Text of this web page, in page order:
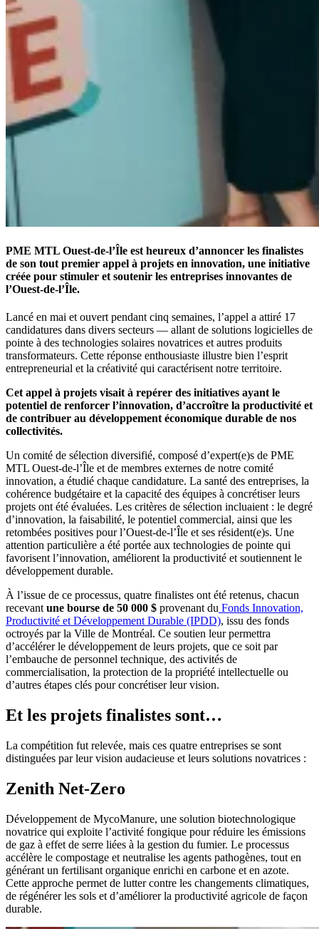
PME MTL Ouest-de-l’Île est heureux d’annoncer les finalistes
de son tout premier appel à projets en innovation, une initiative
créée pour stimuler et soutenir les entreprises innovantes de
l’Ouest-de-l’Île.
Lancé en mai et ouvert pendant cinq semaines, l’appel a attiré 17
candidatures dans divers secteurs — allant de solutions logicielles de
pointe à des technologies solaires novatrices et autres produits
transformateurs. Cette réponse enthousiaste illustre bien l’esprit
entrepreneurial et la créativité qui caractérisent notre territoire.
Cet appel à projets visait à repérer des initiatives ayant le
potentiel de renforcer l’innovation, d’accroître la productivité et
de contribuer au développement économique durable de nos
collectivités.
Un comité de sélection diversifié, composé d’expert(e)s de PME
MTL Ouest-de-l’Île et de membres externes de notre comité
innovation, a étudié chaque candidature. La santé des entreprises, la
cohérence budgétaire et la capacité des équipes à concrétiser leurs
projets ont été évaluées. Les critères de sélection incluaient : le degré
d’innovation, la faisabilité, le potentiel commercial, ainsi que les
retombées positives pour l’Ouest-de-l’Île et ses résident(e)s. Une
attention particulière a été portée aux technologies de pointe qui
favorisent l’innovation, améliorent la productivité et soutiennent le
développement durable.
À l’issue de ce processus, quatre finalistes ont été retenus, chacun
recevant une bourse de 50 000 $ provenant du Fonds Innovation,
Productivité et Développement Durable (IPDD), issu des fonds
octroyés par la Ville de Montréal. Ce soutien leur permettra
d’accélérer le développement de leurs projets, que ce soit par
l’embauche de personnel technique, des activités de
commercialisation, la protection de la propriété intellectuelle ou
d’autres étapes clés pour concrétiser leur vision.
Et les projets finalistes sont…
La compétition fut relevée, mais ces quatre entreprises se sont
distinguées par leur vision audacieuse et leurs solutions novatrices :
Zenith Net-Zero
Développement de MycoManure, une solution biotechnologique
novatrice qui exploite l’activité fongique pour réduire les émissions
de gaz à effet de serre liées à la gestion du fumier. Le processus
accélère le compostage et neutralise les agents pathogènes, tout en
générant un fertilisant organique enrichi en carbone et en azote.
Cette approche permet de lutter contre les changements climatiques,
de régénérer les sols et d’améliorer la productivité agricole de façon
durable.